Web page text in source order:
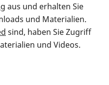
aus und erhalten Sie
und Materialien.
sind, haben Sie Zugriff
und Videos.